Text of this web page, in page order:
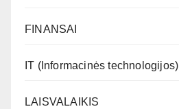
FINANSAI
IT (Informacinės technologijos)
LAISVALAIKIS